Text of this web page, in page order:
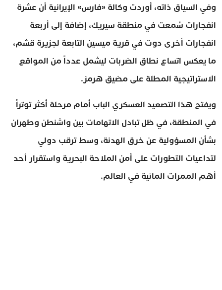
وفي السياق ذاته، أوردت وكالة «فارس» الإيرانية أن عشرة
انفجارات سُمعت في منطقة سيريك، إضافة إلى أربعة
انفجارات أخرى دوت في قرية ميسين التابعة لجزيرة قشم،
ما يعكس اتساع نطاق الضربات ليشمل عدداً من المواقع
الاستراتيجية المطلة على مضيق هرمز.
ويفتح هذا التصعيد العسكري الباب أمام مرحلة أكثر توتراً
في المنطقة، في ظل تبادل الاتهامات بين واشنطن وطهران
بشأن المسؤولية عن خرق الهدنة، وسط ترقب دولي
لتداعيات التطورات على أمن الملاحة البحرية واستقرار أحد
أهم الممرات المائية في العالم.